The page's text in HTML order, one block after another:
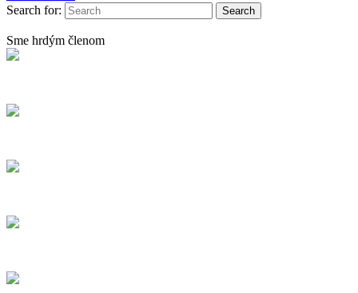
Search for:
Sme hrdým členom